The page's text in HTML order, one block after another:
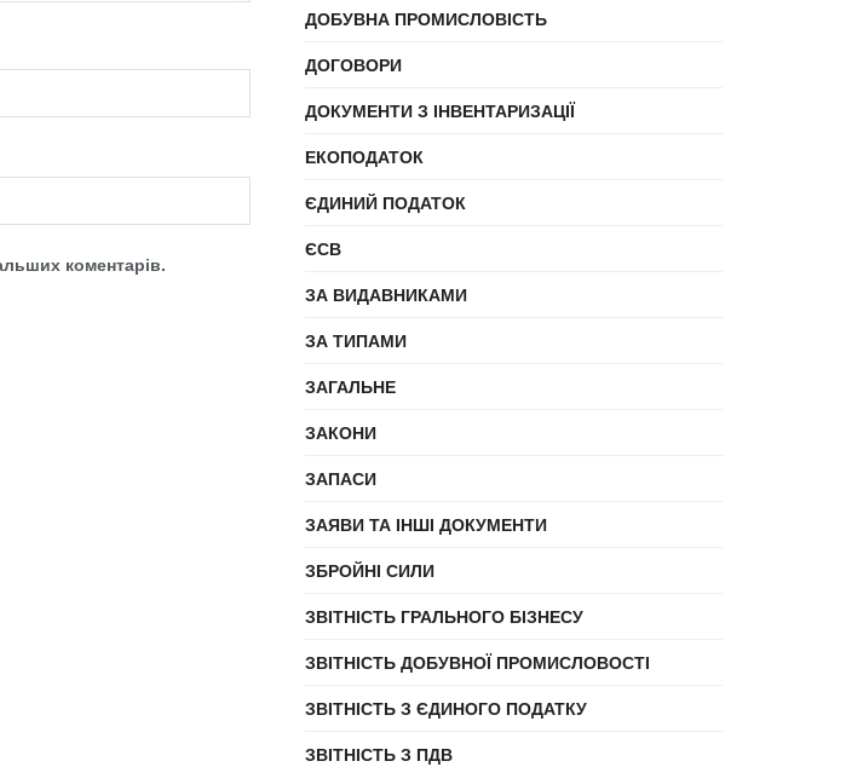
коментарів.
ДОБУВНА ПРОМИСЛОВІСТЬ
ДОГОВОРИ
ДОКУМЕНТИ З ІНВЕНТАРИЗАЦІЇ
ЕКОПОДАТОК
ЄДИНИЙ ПОДАТОК
ЄСВ
ЗА ВИДАВНИКАМИ
ЗА ТИПАМИ
ЗАГАЛЬНЕ
ЗАКОНИ
ЗАПАСИ
ЗАЯВИ ТА ІНШІ ДОКУМЕНТИ
ЗБРОЙНІ СИЛИ
ЗВІТНІСТЬ ГРАЛЬНОГО БІЗНЕСУ
ЗВІТНІСТЬ ДОБУВНОЇ ПРОМИСЛОВОСТІ
ЗВІТНІСТЬ З ЄДИНОГО ПОДАТКУ
ЗВІТНІСТЬ З ПДВ